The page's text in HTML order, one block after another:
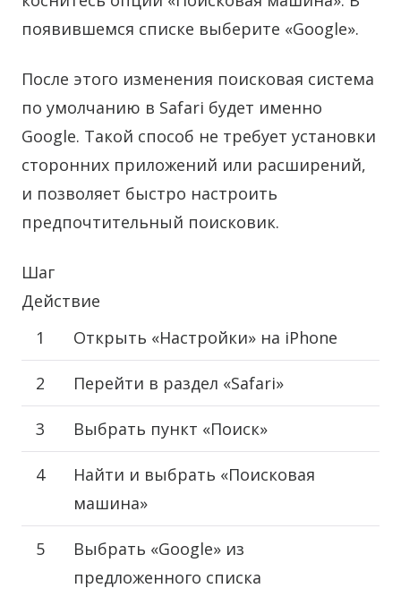
появившемся списке выберите «Google».
После этого изменения поисковая система
по умолчанию в Safari будет именно
Google. Такой способ не требует установки
сторонних приложений или расширений,
и позволяет быстро настроить
предпочтительный поисковик.
Шаг
Действие
1
Открыть «Настройки» на iPhone
2 Перейти в раздел «Safari»
3 Выбрать пункт «Поиск»
4
Найти и выбрать «Поисковая
машина»
5
Выбрать «Google» из
предложенного списка